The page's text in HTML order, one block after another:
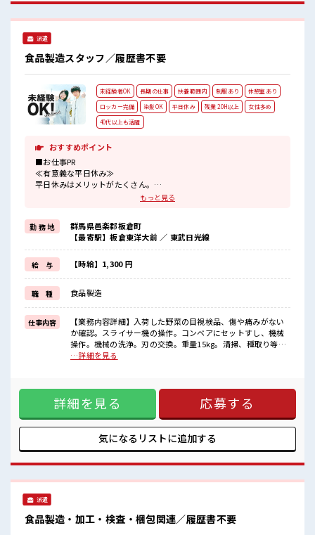
が多数活躍中！ 社会人経験が浅くてもOK！ ここから経験積
んでいきましょ！
派遣
食品製造スタッフ／履歴書不要
未経験者OK 長期の仕事 扶養範囲内 制服あり
休憩室あり
ロッカー完備
染髪OK 平日休み 残業 20H以上
女性多め
40代以上も活躍
おすすめポイント
■お仕事PR
≪有意義な平日休み≫
平日休みはメリットがたくさん。
心も身体もリフレッシュ♪
≪扶養内で働く≫
扶養内OKなので、
主婦&主夫さんも気軽にご応募くださいね♪
≪女性も活躍できる職場≫
もちろん男性の応募も歓迎です！
≪残業で稼げる≫
高収入を希望される方にオススメ。
残業は月20時間以上あります♪
≪モチベーションもUP≫
派手過ぎなければ髪型や髪色自由♪
(規定有)制服があると毎日の服選びに悩まずOK♪
応募お待ちしております！
明るすぎたり奇抜過ぎなければヘアカラーOK！
休憩時間にゆっくりできるスペース完備！
もっと見る
勤 務 地
群馬県邑楽郡板倉町
【最寄駅】板倉東洋大前 ／ 東武日光線
給 与 【時給】1,300 円
職 種 食品製造
仕事内容
【業務内容詳細】入荷した野菜の目視検品、傷や痛みがない
か確認。スライサー機の操作。コンベアにセットすし、機械
操作。機械の洗浄。刃の交換。重量15kg。清掃、種取り等、
他の部署のサポートをする可能性あり。【取扱製品情報】野
≪扶養内で働く≫ 扶養内OKなので、 主婦&主夫さんも気軽に
ご応募くださいね♪ ≪女性も活躍できる職場≫ もちろん男性
の応募も歓迎です！ ≪残業で稼げる≫ 高収入を希望される方
にオススメ。 残業は月20時間以上あります♪ ≪モチベーショ
ンもUP≫ 派手過ぎなければ髪型や髪色自由♪ (規定有)制服が
あると毎日の服選びに悩まずOK♪ ■職場の雰囲気 女性が多
明るすぎたり奇抜過ぎなければヘアカラーOK！ 休憩時間にゆ
っくりできるスペース完備！
…詳細を見る
詳細を見る 応募する
気になるリストに追加する
派遣
食品製造・加工・検査・梱包関連／履歴書不要